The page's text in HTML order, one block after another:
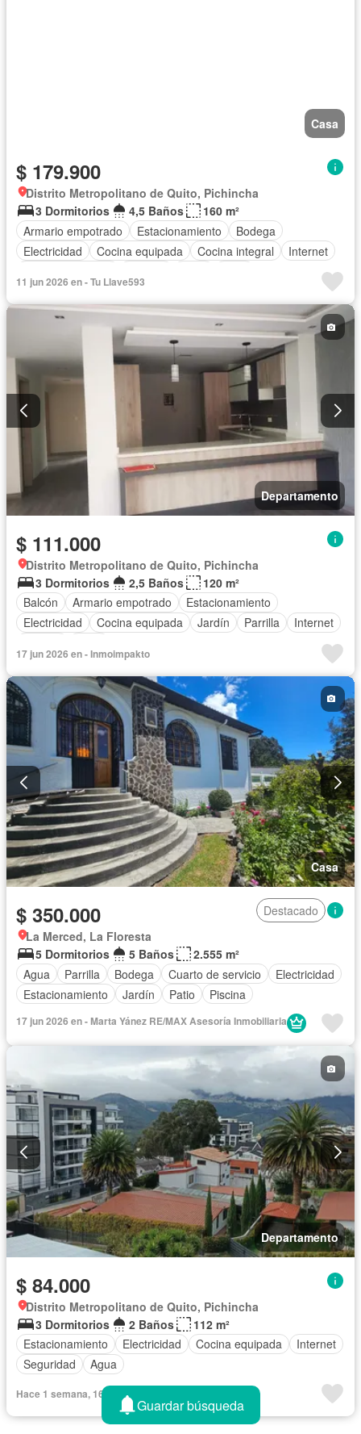
Casa
$ 179.900
Distrito Metropolitano de Quito, Pichincha
3 Dormitorios
4,5 Baños
160 m²
Armario empotrado
Estacionamiento
Bodega
Electricidad
Cocina equipada Cocina integral
Internet
Área para niños
Jardín
11 jun 2026 en - Tu Llave593
Departamento
$ 111.000
Distrito Metropolitano de Quito, Pichincha
3 Dormitorios
2,5 Baños
120 m²
Balcón
Armario empotrado
Estacionamiento
Electricidad
Cocina equipada Jardín Parrilla
Internet
17 jun 2026 en - Inmoimpakto
Casa
$ 350.000
Destacado
La Merced, La Floresta
5 Dormitorios
5 Baños
2.555 m²
Agua
Parrilla Bodega Cuarto de servicio
Electricidad
Estacionamiento
Jardín Patio Piscina
17 jun 2026 en - Marta Yánez RE/MAX Asesoría Inmobiliaria
Departamento
$ 84.000
Distrito Metropolitano de Quito, Pichincha
3 Dormitorios
2 Baños
112 m²
Estacionamiento
Electricidad Cocina equipada
Internet
Seguridad
Agua
Hace 1 semana, 16 horas en - INMOMEMORIES.COM
Guardar búsqueda